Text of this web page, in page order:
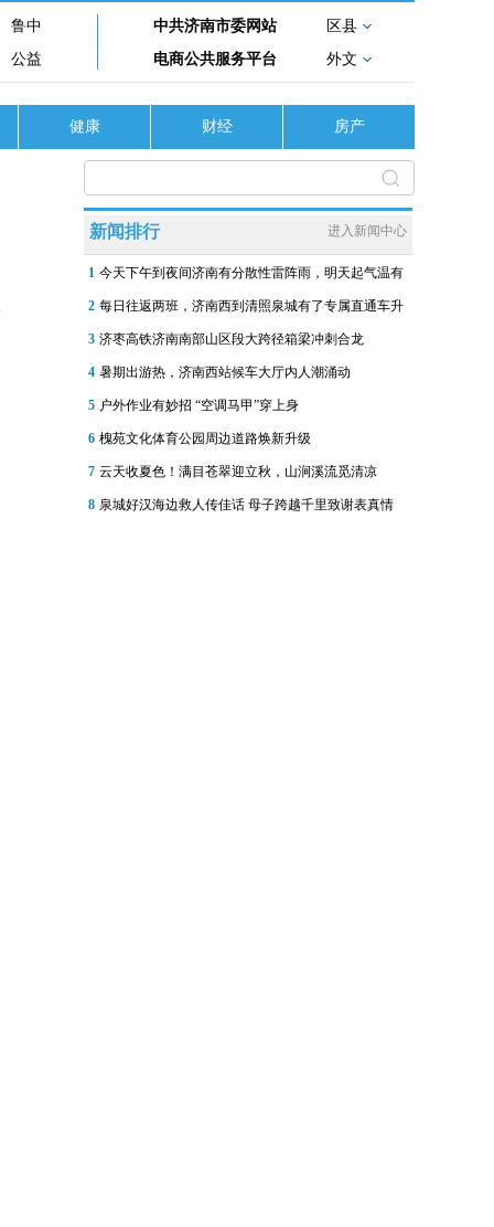
鲁中
公益
中共济南市委网站
区县
电商公共服务平台
外文
健康 财经 房产
新闻排行 进入新闻中心
1 今天下午到夜间济南有分散性雷阵雨，明天起气温有
2 每日往返两班，济南西到清照泉城有了专属直通车升
3 济枣高铁济南南部山区段大跨径箱梁冲刺合龙
4 暑期出游热，济南西站候车大厅内人潮涌动
5 户外作业有妙招 “空调马甲”穿上身
6 槐苑文化体育公园周边道路焕新升级
7 云天收夏色！满目苍翠迎立秋，山涧溪流觅清凉
8 泉城好汉海边救人传佳话 母子跨越千里致谢表真情